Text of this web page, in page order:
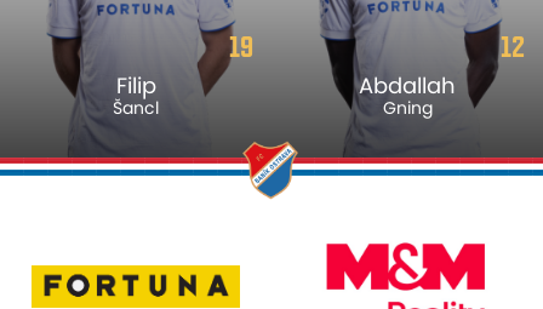
19
Filip
Šancl
12
Abdallah
Gning